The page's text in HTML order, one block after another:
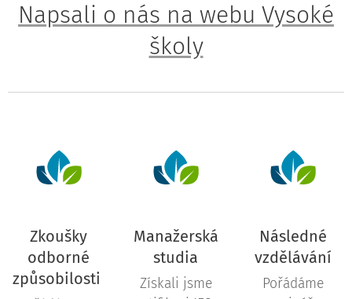
Napsali o nás na webu Vysoké
školy
Zkoušky
odborné
způsobilosti
Manažerská
studia
Získali jsme
Následné
vzdělávání
Pořádáme